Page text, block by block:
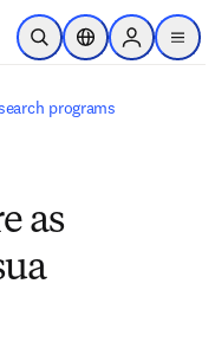
o conteúdo principal
Pesquisa aberta
Seletor deSign in to
menu
programs
as